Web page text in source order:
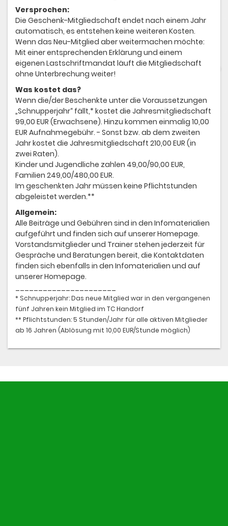
Versprochen:
Die Geschenk-Mitgliedschaft endet nach einem Jahr
automatisch, es entstehen keine weiteren Kosten.
Wenn das Neu-Mitglied aber weitermachen möchte:
Mit einer entsprechenden Erklärung und einem
eigenen Lastschriftmandat läuft die Mitgliedschaft
ohne Unterbrechung weiter!
Was kostet das?
Wenn die/der Beschenkte unter die Voraussetzungen
„Schnupperjahr“ fällt,* kostet die Jahresmitgliedschaft
99,00 EUR (Erwachsene). Hinzu kommen einmalig 10,00
EUR Aufnahmegebühr. - Sonst bzw. ab dem zweiten
Jahr kostet die Jahresmitgliedschaft 210,00 EUR (in
zwei Raten).
Kinder und Jugendliche zahlen 49,00/90,00 EUR,
Familien 249,00/480,00 EUR.
Im geschenkten Jahr müssen keine Pflichtstunden
abgeleistet werden.**
Allgemein:
Alle Beiträge und Gebühren sind in den Infomaterialien
aufgeführt und finden sich auf unserer Homepage.
Vorstandsmitglieder und Trainer stehen jederzeit für
Gespräche und Beratungen bereit, die Kontaktdaten
finden sich ebenfalls in den Infomaterialien und auf
unserer Homepage.
* Schnupperjahr: Das neue Mitglied war in den vergangenen
fünf Jahren kein Mitglied im TC Handorf
** Pflichtstunden: 5 Stunden/Jahr für alle aktiven Mitglieder
ab 16 Jahren (Ablösung mit 10,00 EUR/Stunde möglich)